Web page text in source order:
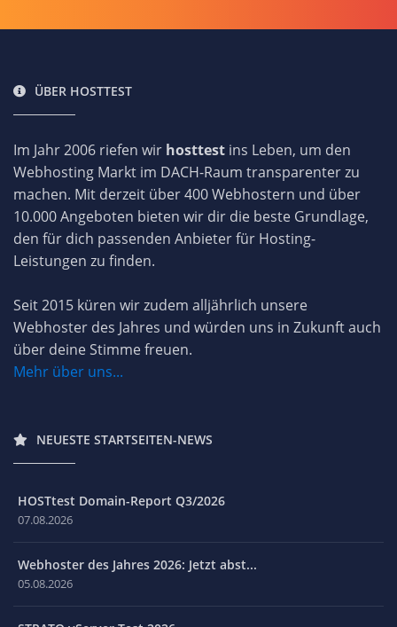
ÜBER HOSTTEST
Im Jahr 2006 riefen wir hosttest ins Leben, um den
Webhosting Markt im DACH-Raum transparenter zu
machen. Mit derzeit über 400 Webhostern und über
10.000 Angeboten bieten wir dir die beste Grundlage,
den für dich passenden Anbieter für Hosting-
Leistungen zu finden.
Seit 2015 küren wir zudem alljährlich unsere
Webhoster des Jahres und würden uns in Zukunft auch
über deine Stimme freuen.
Mehr über uns...
NEUESTE STARTSEITEN-NEWS
HOSTtest Domain-Report Q3/2026
07.08.2026
Webhoster des Jahres 2026: Jetzt abst...
05.08.2026